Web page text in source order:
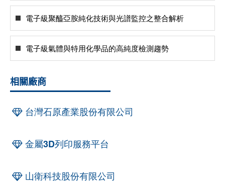
電子級聚醯亞胺純化技術與光譜監控之整合解析
電子級氣體與特用化學品的高純度檢測趨勢
相關廠商
台灣石原產業股份有限公司
金屬3D列印服務平台
山衛科技股份有限公司